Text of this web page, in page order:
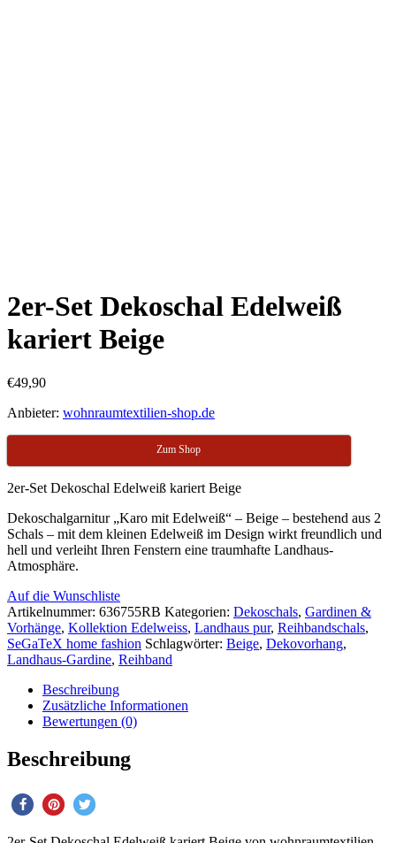
2er-Set Dekoschal Edelweiß
kariert Beige
€49,90
Anbieter: wohnraumtextilien-shop.de
Zum Shop
2er-Set Dekoschal Edelweiß kariert Beige
Dekoschalgarnitur „Karo mit Edelweiß“ – Beige – bestehend aus 2
Schals – mit dem kleinen Edelweiß im Design wirkt freundlich und
hell und verleiht Ihren Fenstern eine traumhafte Landhaus-
Atmosphäre.
Auf die Wunschliste
Artikelnummer: 636755RB Kategorien: Dekoschals, Gardinen &
Vorhänge, Kollektion Edelweiss, Landhaus pur, Reihbandschals,
SeGaTeX home fashion Schlagwörter: Beige, Dekovorhang,
Landhaus-Gardine, Reihband
Beschreibung
Zusätzliche Informationen
Bewertungen (0)
Beschreibung